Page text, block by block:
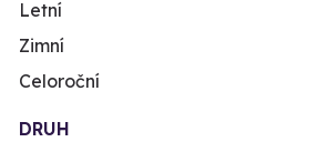
Letní
Zimní
Celoroční
DRUH